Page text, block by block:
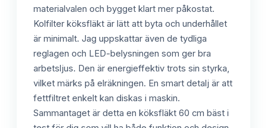
materialvalen och bygget klart mer påkostat.
Kolfilter köksfläkt är lätt att byta och underhållet
är minimalt. Jag uppskattar även de tydliga
reglagen och LED-belysningen som ger bra
arbetsljus. Den är energieffektiv trots sin styrka,
vilket märks på elräkningen. En smart detalj är att
fettfiltret enkelt kan diskas i maskin.
Sammantaget är detta en köksfläkt 60 cm bäst i